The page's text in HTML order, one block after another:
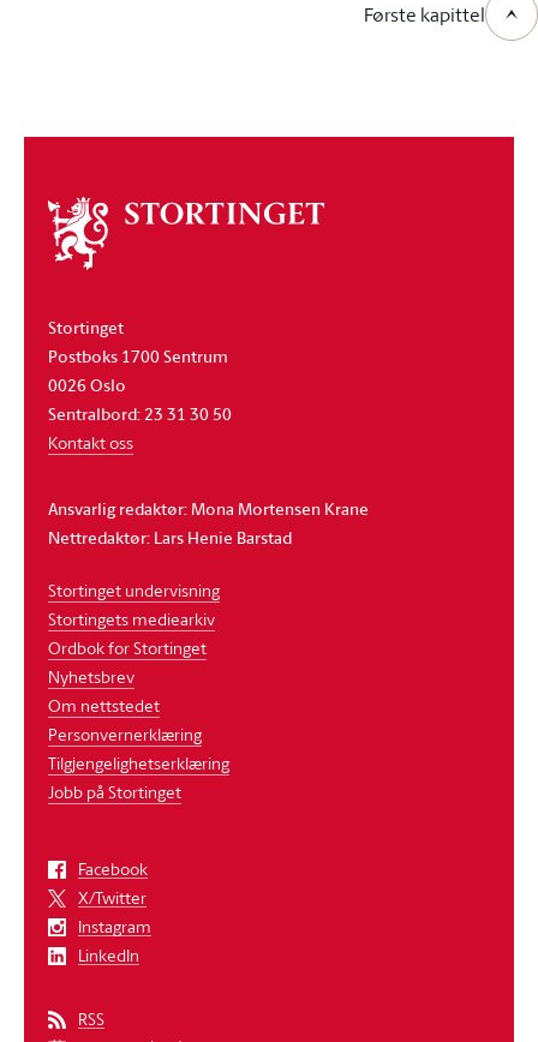
Første kapittel
Om
stortinget
Stortinget
Postboks 1700 Sentrum
0026 Oslo
Sentralbord: 23 31 30 50
Kontakt oss
Ansvarlig redaktør: Mona Mortensen Krane
Nettredaktør: Lars Henie Barstad
Stortinget undervisning
Stortingets mediearkiv
Ordbok for Stortinget
Nyhetsbrev
Om nettstedet
Personvernerklæring
Tilgjengelighetserklæring
Jobb på Stortinget
Facebook
X/Twitter
Instagram
LinkedIn
RSS